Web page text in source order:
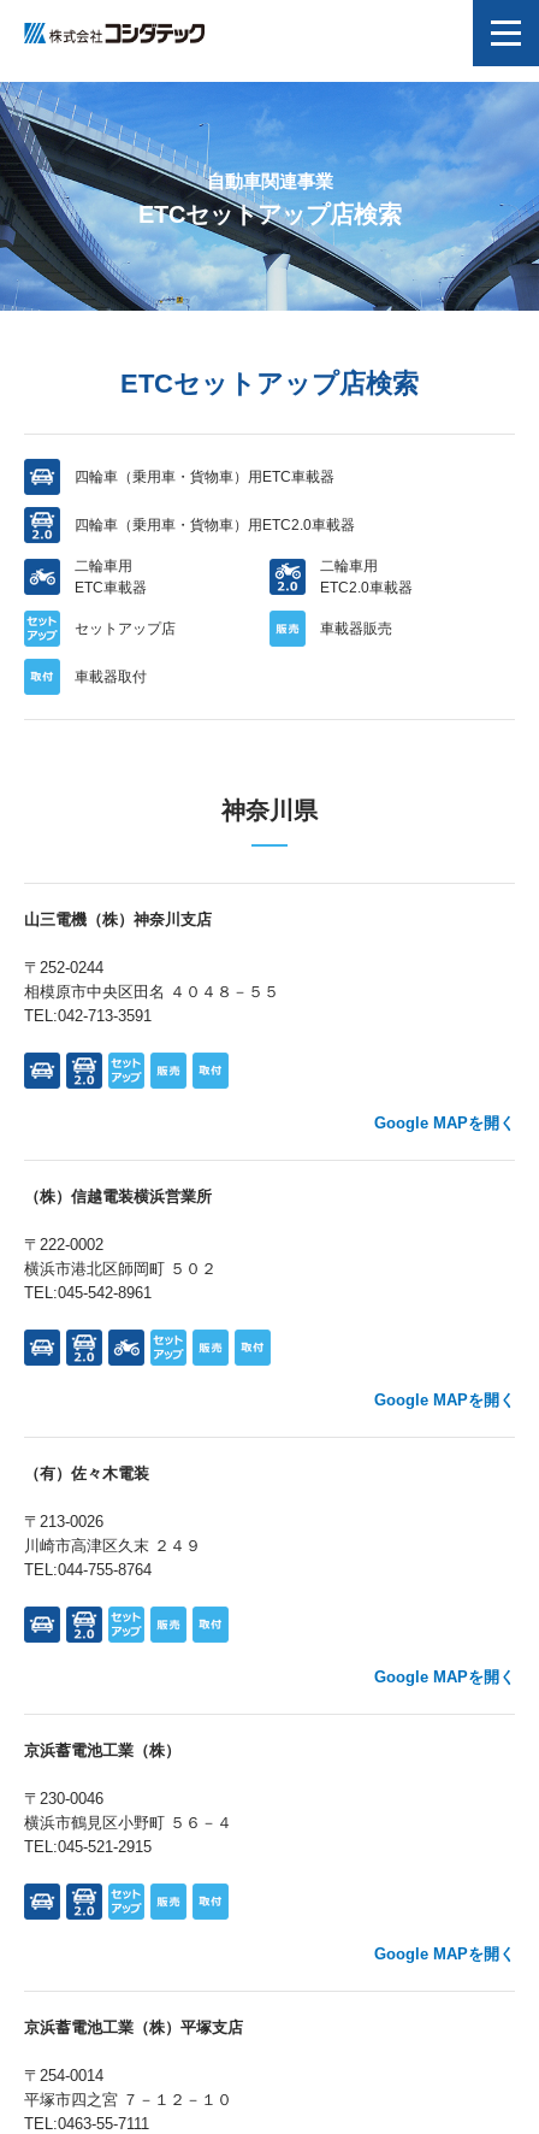
Topics
事業紹介
会社情報
CSR
採用情報
ENGLISH
中国語
自動車関連事業
ETCセットアップ店検索
ETCセットアップ店検索
四輪車（乗用車・貨物車）用 ETC車載器
四輪車（乗用車・貨物車）用 ETC2.0車載器
二輪車用
ETC車載器
二輪車用
ETC2.0車載器
セットアップ店 車載器販売
車載器取付
神奈川県
山三電機（株）神奈川支店
〒252-0244
相模原市中央区田名 ４０４８－５５
TEL:042-713-3591
Google MAPを開く
（株）信越電装横浜営業所
〒222-0002
横浜市港北区師岡町 ５０２
TEL:045-542-8961
Google MAPを開く
（有）佐々木電装
〒213-0026
川崎市高津区久末 ２４９
TEL:044-755-8764
Google MAPを開く
京浜蓄電池工業（株）
〒230-0046
横浜市鶴見区小野町 ５６－４
TEL:045-521-2915
Google MAPを開く
京浜蓄電池工業（株）平塚支店
〒254-0014
平塚市四之宮 ７－１２－１０
TEL:0463-55-7111